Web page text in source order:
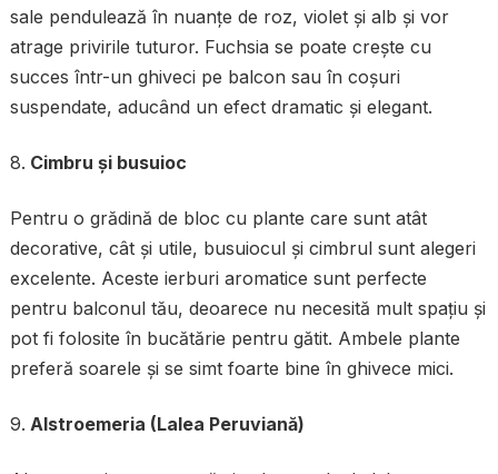
sale pendulează în nuanțe de roz, violet și alb și vor
atrage privirile tuturor. Fuchsia se poate crește cu
succes într-un ghiveci pe balcon sau în coșuri
suspendate, aducând un efect dramatic și elegant.
Cimbru și busuioc
Pentru o grădină de bloc cu plante care sunt atât
decorative, cât și utile, busuiocul și cimbrul sunt alegeri
excelente. Aceste ierburi aromatice sunt perfecte
pentru balconul tău, deoarece nu necesită mult spațiu și
pot fi folosite în bucătărie pentru gătit. Ambele plante
preferă soarele și se simt foarte bine în ghivece mici.
Alstroemeria (Lalea Peruviană)